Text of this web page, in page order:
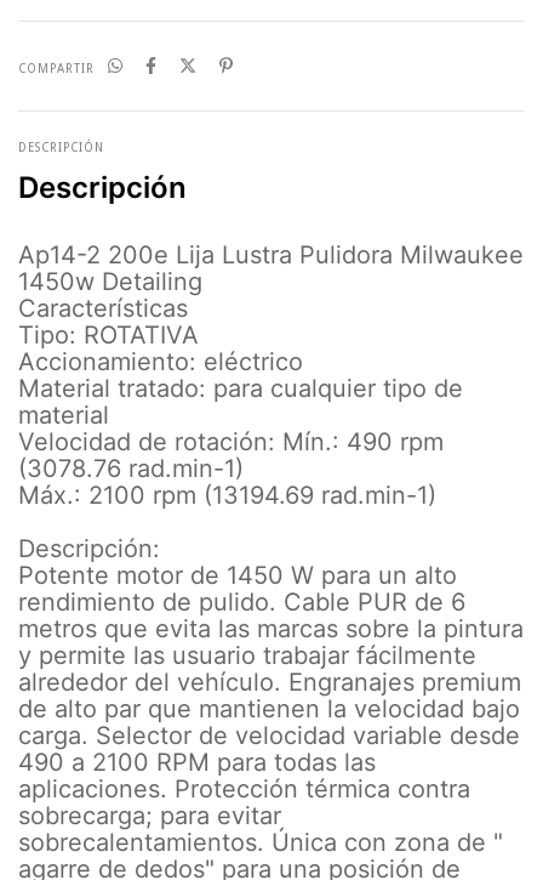
COMPARTIR
DESCRIPCIÓN
Descripción
Ap14-2 200e Lija Lustra Pulidora Milwaukee
1450w Detailing
Características
Tipo: ROTATIVA
Accionamiento: eléctrico
Material tratado: para cualquier tipo de
material
Velocidad de rotación: Mín.: 490 rpm
(3078.76 rad.min-1)
Máx.: 2100 rpm (13194.69 rad.min-1)
Descripción:
Potente motor de 1450 W para un alto
rendimiento de pulido. Cable PUR de 6
metros que evita las marcas sobre la pintura
y permite las usuario trabajar fácilmente
alrededor del vehículo. Engranajes premium
de alto par que mantienen la velocidad bajo
carga. Selector de velocidad variable desde
490 a 2100 RPM para todas las
aplicaciones. Protección térmica contra
sobrecarga; para evitar
sobrecalentamientos. Única con zona de "
agarre de dedos" para una posición de